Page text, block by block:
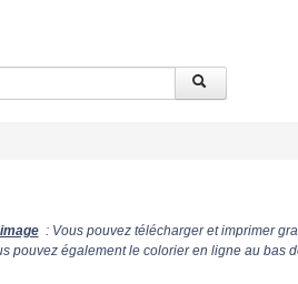
: Vous pouvez télécharger et imprimer
pouvez également le colorier en ligne au bas